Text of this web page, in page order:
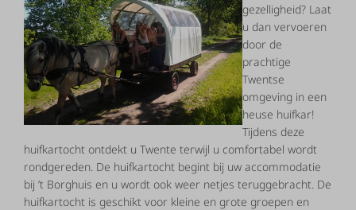
gezelligheid? Laat
u dan vervoeren
door de
prachtige
Twentse
omgeving in een
heuse huifkar!
Tijdens deze
huifkartocht ontdekt u Twente terwijl u comfortabel wordt
rondgereden. De huifkartocht begint bij uw accommodatie
bij ’t Borghuis en u wordt ook weer netjes teruggebracht. De
huifkartocht is geschikt voor kleine en grote groepen en